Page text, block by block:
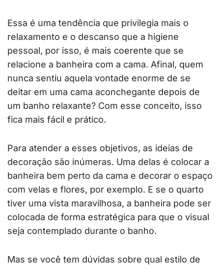
Essa é uma tendência que privilegia mais o
relaxamento e o descanso que a higiene
pessoal, por isso, é mais coerente que se
relacione a banheira com a cama. Afinal, quem
nunca sentiu aquela vontade enorme de se
deitar em uma cama aconchegante depois de
um banho relaxante? Com esse conceito, isso
fica mais fácil e prático.
Para atender a esses objetivos, as ideias de
decoração são inúmeras. Uma delas é colocar a
banheira bem perto da cama e decorar o espaço
com velas e flores, por exemplo. E se o quarto
tiver uma vista maravilhosa, a banheira pode ser
colocada de forma estratégica para que o visual
seja contemplado durante o banho.
Mas se você tem dúvidas sobre qual estilo de